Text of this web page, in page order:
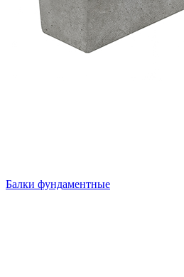
Балки фундаментные